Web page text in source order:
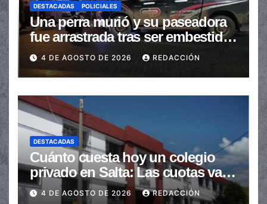
DESTACADAS POLICIALES
Una perra murió y su paseadora
fue arrastrada tras ser embestidas
en la senda peatonal
4 DE AGOSTO DE 2026 REDACCIÓN
DESTACADAS
Cuánto cuesta hoy un colegio
privado en Salta: Las cuotas van
de $110.000 a más de $600.000
4 DE AGOSTO DE 2026 REDACCIÓN